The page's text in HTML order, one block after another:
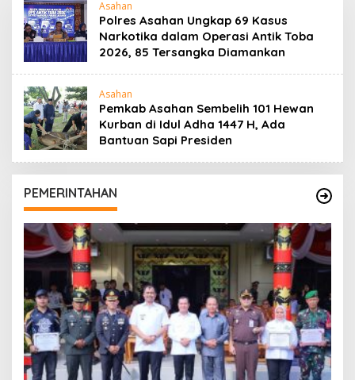
Masyarakat
Asahan
Polres Asahan Ungkap 69 Kasus
Narkotika dalam Operasi Antik Toba
2026, 85 Tersangka Diamankan
Asahan
Pemkab Asahan Sembelih 101 Hewan
Kurban di Idul Adha 1447 H, Ada
Bantuan Sapi Presiden
PEMERINTAHAN